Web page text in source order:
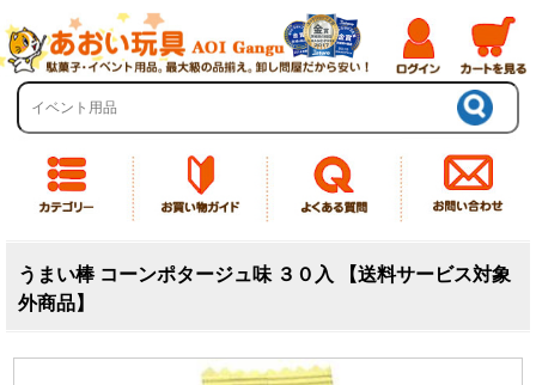
うまい棒 コーンポタージュ味 ３０入 【送料サービス対象
外商品】